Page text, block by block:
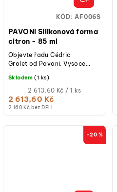
PAVONI Silikonová forma
citron - 85 ml
2 160 Kč bez DPH
2 613,60 Kč
Měrná
cena:
2 613,60 Kč / 1 ks
Skladem (1 ks)
Objevte řadu Cédric
Grolet od Pavoni. Vysoce
výrobu 3D citronů...
KÓD:AF006S
–20 %